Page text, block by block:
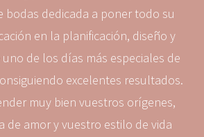
bodas dedicada a poner todo su
en la planificación, diseño y
de los días más especiales de
excelentes resultados.
muy bien vuestros orígenes,
de amor y vuestro estilo de vida